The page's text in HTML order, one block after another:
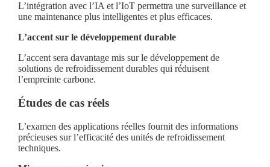
L’intégration avec l’IA et l’IoT permettra une surveillance et
une maintenance plus intelligentes et plus efficaces.
L’accent sur le développement durable
L’accent sera davantage mis sur le développement de
solutions de refroidissement durables qui réduisent
l’empreinte carbone.
Études de cas réels
L’examen des applications réelles fournit des informations
précieuses sur l’efficacité des unités de refroidissement
techniques.